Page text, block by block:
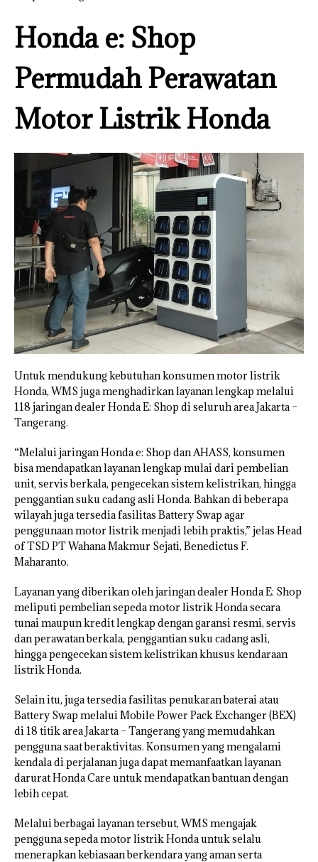
Honda e: Shop
Permudah Perawatan
Motor Listrik Honda
Untuk mendukung kebutuhan konsumen motor listrik
Honda, WMS juga menghadirkan layanan lengkap melalui
118 jaringan dealer Honda E: Shop di seluruh area Jakarta –
Tangerang.
“Melalui jaringan Honda e: Shop dan AHASS, konsumen
bisa mendapatkan layanan lengkap mulai dari pembelian
unit, servis berkala, pengecekan sistem kelistrikan, hingga
penggantian suku cadang asli Honda. Bahkan di beberapa
wilayah juga tersedia fasilitas Battery Swap agar
penggunaan motor listrik menjadi lebih praktis,” jelas Head
of TSD PT Wahana Makmur Sejati, Benedictus F.
Maharanto.
Layanan yang diberikan oleh jaringan dealer Honda E: Shop
meliputi pembelian sepeda motor listrik Honda secara
tunai maupun kredit lengkap dengan garansi resmi, servis
dan perawatan berkala, penggantian suku cadang asli,
hingga pengecekan sistem kelistrikan khusus kendaraan
listrik Honda.
Selain itu, juga tersedia fasilitas penukaran baterai atau
Battery Swap melalui Mobile Power Pack Exchanger (BEX)
di 18 titik area Jakarta – Tangerang yang memudahkan
pengguna saat beraktivitas. Konsumen yang mengalami
kendala di perjalanan juga dapat memanfaatkan layanan
darurat Honda Care untuk mendapatkan bantuan dengan
lebih cepat.
Melalui berbagai layanan tersebut, WMS mengajak
pengguna sepeda motor listrik Honda untuk selalu
menerapkan kebiasaan berkendara yang aman serta